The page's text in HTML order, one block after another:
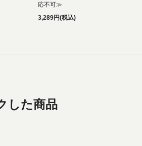
応不可≫
3,289円(税込)
した商品